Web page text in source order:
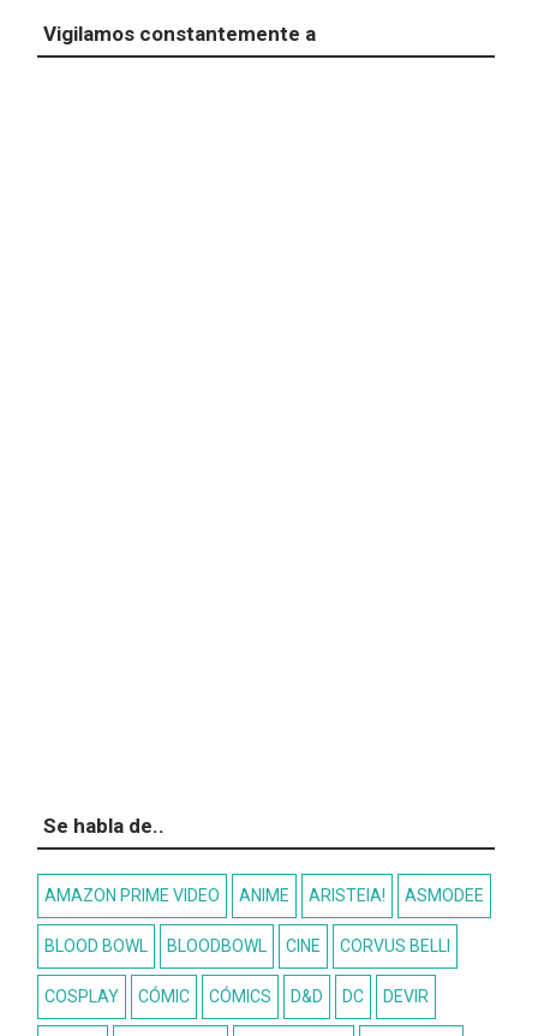
Vigilamos constantemente a
Se habla de..
AMAZON PRIME VIDEO ANIME ARISTEIA! ASMODEE
BLOOD BOWL BLOODBOWL CINE CORVUS BELLI
COSPLAY CÓMIC CÓMICS D&D DC DEVIR